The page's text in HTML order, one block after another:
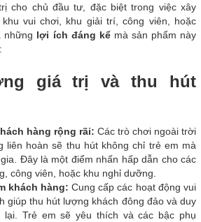
cho chủ đầu tư, đặc biệt trong việc xây
vui chơi, khu giải trí, công viên, hoặc
những lợi ích đáng kểmà sản phẩm này
giá trị và thu hút
hàng rộng rãi: Các trò chơi ngoài trời
liên hoàn sẽ thu hút không chỉ trẻ em mà
Đây là một điểm nhấn hấp dẫn cho các
công viên, hoặc khu nghỉ dưỡng.
khách hàng: Cung cấp các hoạt động vui
giúp thu hút lượng khách đông đảo và duy
lại. Trẻ em sẽ yêu thích và các bậc phụ